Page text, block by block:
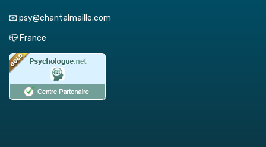
📧 psy@chantalmaille.com
📪 France